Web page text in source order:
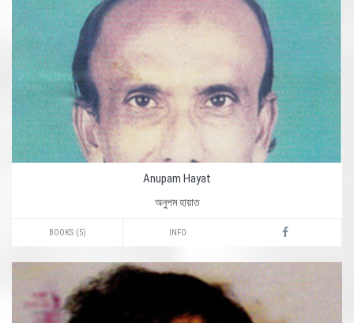
Anupam Hayat
অনুপম হায়াত
BOOKS (5) INFO